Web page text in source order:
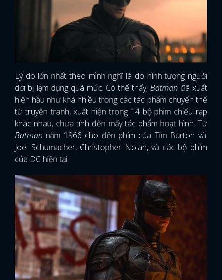
Lý do lớn nhất theo mình nghĩ là do hình tượng người
dơi bị lạm dụng quá mức. Có thể thấy,Batman đã xuất
hiện hầu như khá nhiều trong các tác phẩm chuyển thể
từ truyện tranh, xuất hiện trong 14 bộ phim chiếu rạp
khác nhau, chưa tính đến mấy tác phẩm hoạt hình. Từ
Batman năm 1966 cho đến phim của Tim Burton và
Joel Schumacher, Christopher Nolan, và các bộ phim
của DC hiện tại.